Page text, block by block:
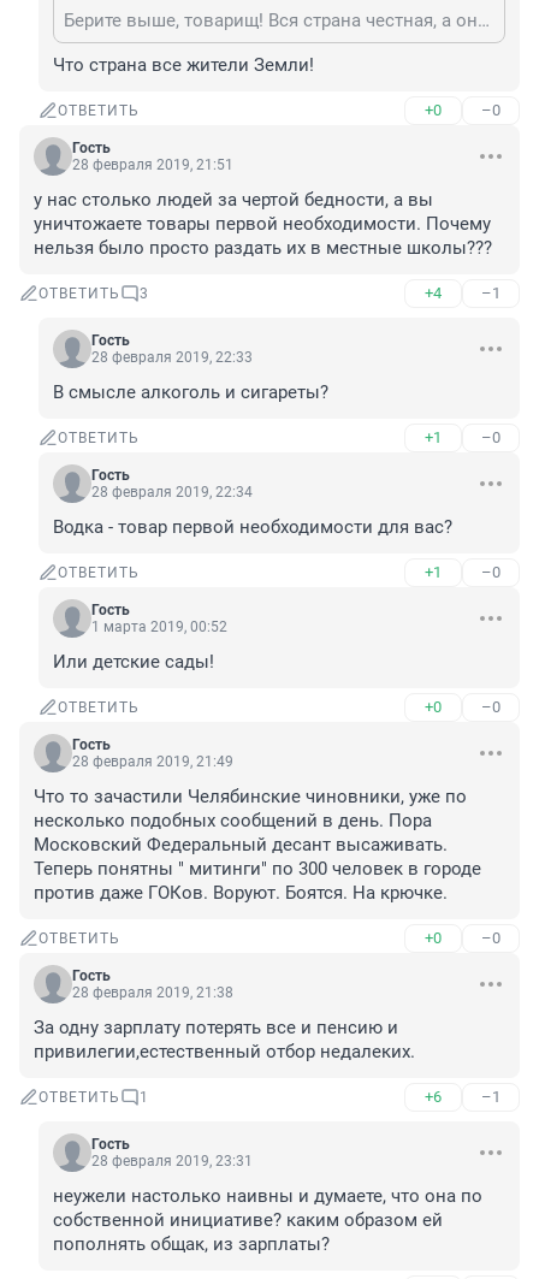
Берите выше, товарищ! Вся страна честная, а она одна - нечестная!
Что страна все жители Земли!
ОТВЕТИТЬ +0 –0
Гость
28 февраля 2019, 21:51
у нас столько людей за чертой бедности, а вы
уничтожаете товары первой необходимости. Почему
нельзя было просто раздать их в местные школы???
ОТВЕТИТЬ 3 +4 –1
Гость
28 февраля 2019, 22:33
В смысле алкоголь и сигареты?
ОТВЕТИТЬ +1 –0
Гость
28 февраля 2019, 22:34
Водка - товар первой необходимости для вас?
ОТВЕТИТЬ +1 –0
Гость
1 марта 2019, 00:52
Или детские сады!
ОТВЕТИТЬ +0 –0
Гость
28 февраля 2019, 21:49
Что то зачастили Челябинские чиновники, уже по
несколько подобных сообщений в день. Пора
Московский Федеральный десант высаживать.
Теперь понятны " митинги" по 300 человек в городе
против даже ГОКов. Воруют. Боятся. На крючке.
ОТВЕТИТЬ +0 –0
Гость
28 февраля 2019, 21:38
За одну зарплату потерять все и пенсию и
привилегии,естественный отбор недалеких.
ОТВЕТИТЬ 1 +6 –1
Гость
28 февраля 2019, 23:31
неужели настолько наивны и думаете, что она по
собственной инициативе? каким образом ей
пополнять общак, из зарплаты?